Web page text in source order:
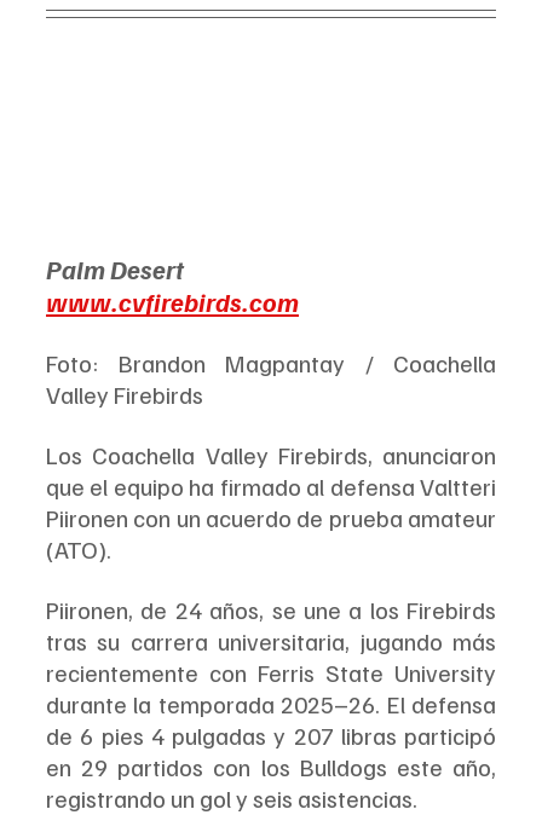
Palm Desert
www.cvfirebirds.com
Foto: Brandon Magpantay / Coachella
Valley Firebirds
Los Coachella Valley Firebirds, anunciaron
que el equipo ha firmado al defensa Valtteri
Piironen con un acuerdo de prueba amateur
(ATO).
Piironen, de 24 años, se une a los Firebirds
tras su carrera universitaria, jugando más
recientemente con Ferris State University
durante la temporada 2025–26. El defensa
de 6 pies 4 pulgadas y 207 libras participó
en 29 partidos con los Bulldogs este año,
registrando un gol y seis asistencias.